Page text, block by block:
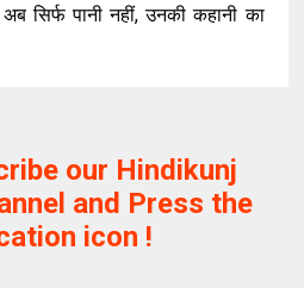
सिर्फ पानी नहीं, उनकी कहानी का
our Hindikunj
and Press the
icon !